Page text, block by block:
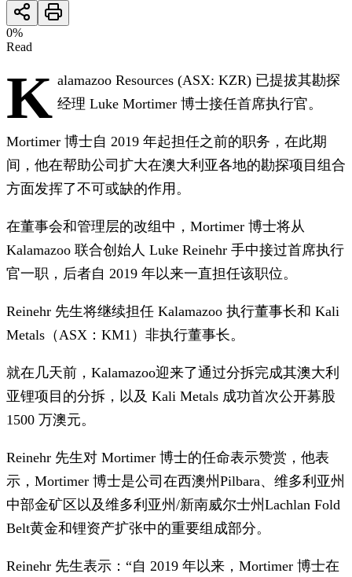
0%
Read
K alamazoo Resources (ASX: KZR) 已提拔其勘探
经理 Luke Mortimer 博士接任首席执行官。
Mortimer 博士自 2019 年起担任之前的职务，在此期
间，他在帮助公司扩大在澳大利亚各地的勘探项目组合
方面发挥了不可或缺的作用。
在董事会和管理层的改组中，Mortimer 博士将从
Kalamazoo 联合创始人 Luke Reinehr 手中接过首席执行
官一职，后者自 2019 年以来一直担任该职位。
Reinehr 先生将继续担任 Kalamazoo 执行董事长和 Kali
Metals（ASX：KM1）非执行董事长。
就在几天前，Kalamazoo迎来了通过分拆完成其澳大利
亚锂项目的分拆，以及 Kali Metals 成功首次公开募股
1500 万澳元。
Reinehr 先生对 Mortimer 博士的任命表示赞赏，他表
示，Mortimer 博士是公司在西澳州Pilbara、维多利亚州
中部金矿区以及维多利亚州/新南威尔士州Lachlan Fold
Belt黄金和锂资产扩张中的重要组成部分。
Reinehr 先生表示：“自 2019 年以来，Mortimer 博士在